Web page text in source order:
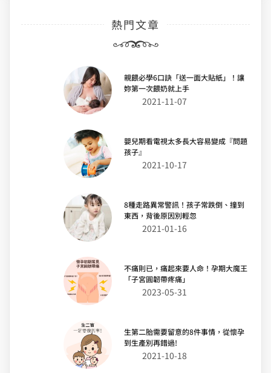
熱門文章
親餵必學6口訣「送一面大貼紙」！讓
妳第一次餵奶就上手
2021-11-07
嬰兒期看電視太多長大容易變成『問題
孩子』
2021-10-17
8種走路異常警訊！孩子常跌倒、撞到
東西，背後原因別輕忽
2021-01-16
不痛則已，痛起來要人命！孕期大魔王
「子宮圓韌帶疼痛」
2023-05-31
生第二胎需要留意的8件事情，從懷孕
到生產別再錯過!
2021-10-18